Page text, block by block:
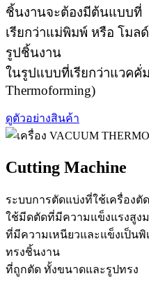
ชิ้นงานจะต้องมีต้นแบบที่
เรียกว่าแม่พิมพ์ หรือ โม
รูปชิ้นงาน
ในรูปแบบที่เรียกว่าแวคคั่
Thermoforming)
ดูตัวอย่างสินค้า
Cutting Machine
ระบบการตัดแบ่งที่ใช้เครื่องตั
ใช้มีดตัดที่มีความแข็งแรงสูง
ที่มีความเหนียวและแข็งเป็น
ทรงชิ้นงาน
ที่ถูกตัด ทั้งขนาดและรูปทรง